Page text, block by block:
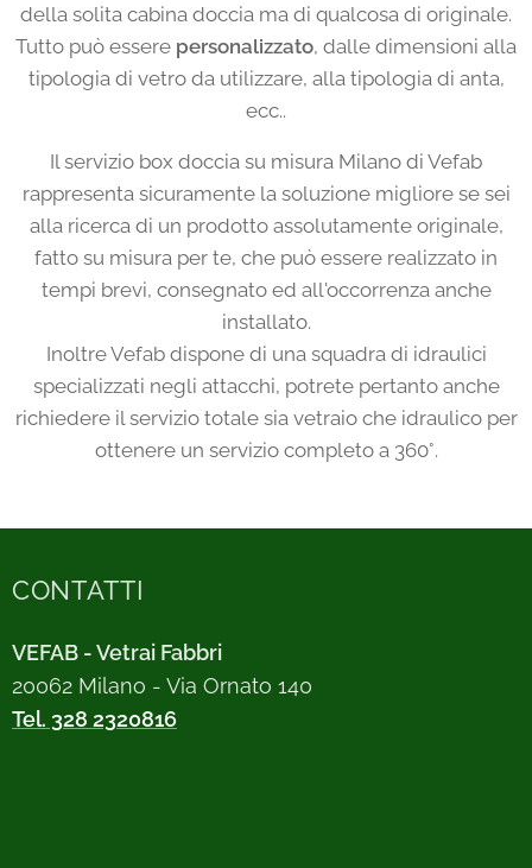
della solita cabina doccia ma di qualcosa di originale.
Tutto può essere personalizzato, dalle dimensioni alla
tipologia di vetro da utilizzare, alla tipologia di anta,
ecc..
Il servizio box doccia su misura Milano di Vefab
rappresenta sicuramente la soluzione migliore se sei
alla ricerca di un prodotto assolutamente originale,
fatto su misura per te, che può essere realizzato in
tempi brevi, consegnato ed all'occorrenza anche
installato.
Inoltre Vefab dispone di una squadra di idraulici
specializzati negli attacchi, potrete pertanto anche
richiedere il servizio totale sia vetraio che idraulico per
ottenere un servizio completo a 360°.
CONTATTI
VEFAB - Vetrai Fabbri
20062 Milano - Via Ornato 140
Tel. 328 2320816